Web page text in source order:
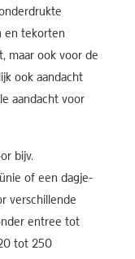
en tekorten
maar ook voor de
ook aandacht
aandacht voor
bijv.
of een dagje-
verschillende
entree tot
tot 250